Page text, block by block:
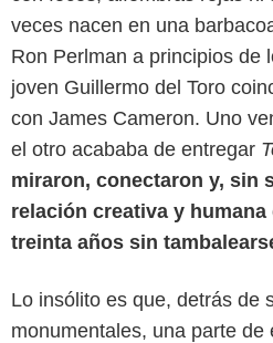
veces nacen en una
Ron Perlman a principios de
joven Guillermo del Toro
con James Cameron. Uno
el otro acababa de entregar
miraron, conectaron y, sin
relación creativa y humana
treinta años sin
Lo insólito es que, detrás de
monumentales, una parte de
Google